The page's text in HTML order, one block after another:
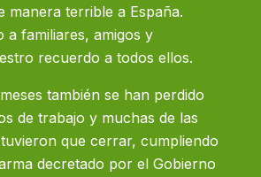
manera terrible a España.
a familiares, amigos y
recuerdo a todos ellos.
también se han perdido
de trabajo y muchas de las
que cerrar, cumpliendo
decretado por el Gobierno